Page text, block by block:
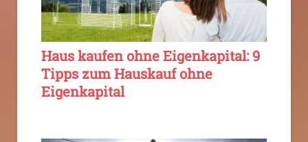
Haus kaufen ohne Eigenkapital: 9
Tipps zum Hauskauf ohne
Eigenkapital